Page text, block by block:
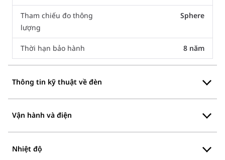
Tham chiếu đo thông
lượng
Sphere
Thời hạn bảo hành 8 năm
Thông tin kỹ thuật về đèn
Vận hành và điện
Nhiệt độ